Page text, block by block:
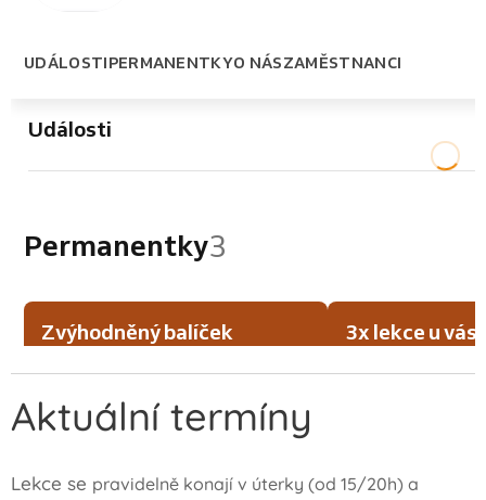
Aktuální termíny
Lekce se pravidelně konají v úterky (od 15/20h) a